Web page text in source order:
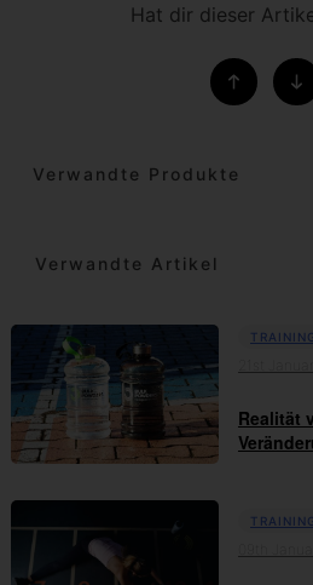
Hat dir dieser
Verwandte Produkte
Verwandte Artikel
Realität